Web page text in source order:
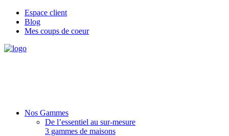
Espace client
Blog
Mes coups de coeur
Nos Gammes
De l’essentiel au sur-mesure
3 gammes de maisons